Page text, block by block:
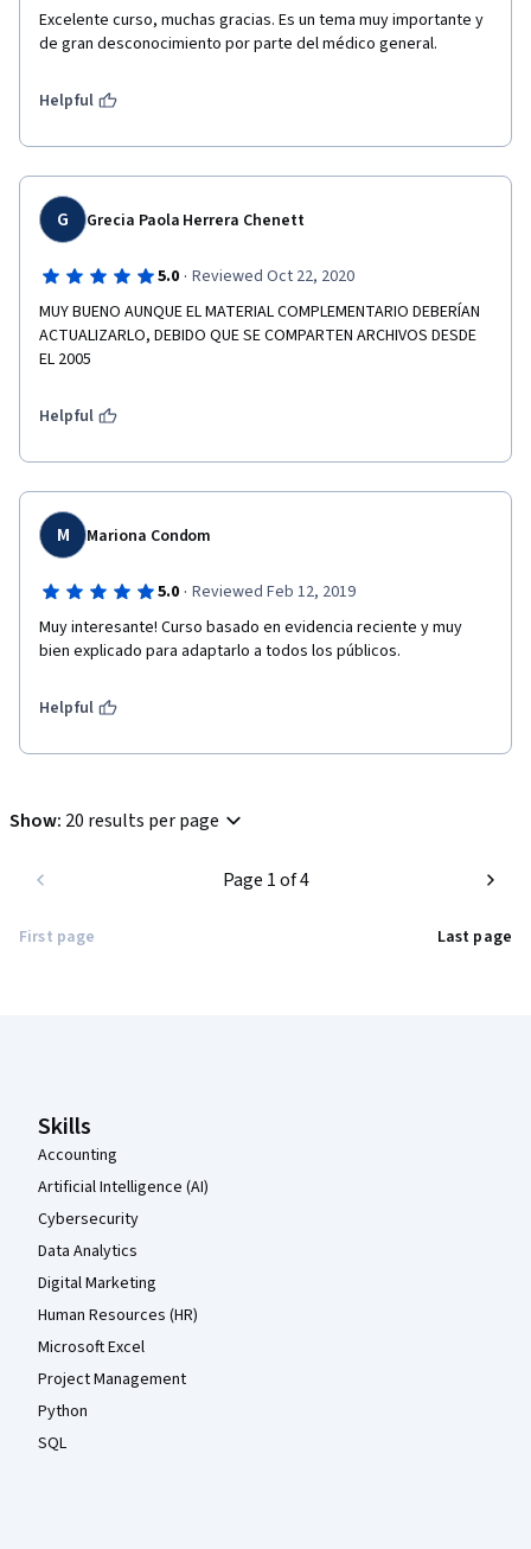
Excelente curso, muchas gracias. Es un tema muy importante y
de gran desconocimiento por parte del médico general.
Helpful
G Grecia Paola Herrera Chenett
5.0 · Reviewed Oct 22, 2020
MUY BUENO AUNQUE EL MATERIAL COMPLEMENTARIO DEBERÍAN
ACTUALIZARLO, DEBIDO QUE SE COMPARTEN ARCHIVOS DESDE
EL 2005
Helpful
M Mariona Condom
5.0 · Reviewed Feb 12, 2019
Muy interesante! Curso basado en evidencia reciente y muy
bien explicado para adaptarlo a todos los públicos.
Helpful
Show: 20 results per page
First page
Page 1 of 4
Last page
Skills
Accounting
Artificial Intelligence (AI)
Cybersecurity
Data Analytics
Digital Marketing
Human Resources (HR)
Microsoft Excel
Project Management
Python
SQL